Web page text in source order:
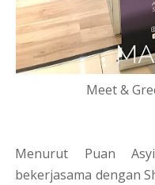
Meet &
Menurut Puan
bekerjasama dengan